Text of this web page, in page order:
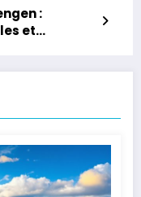
:
et